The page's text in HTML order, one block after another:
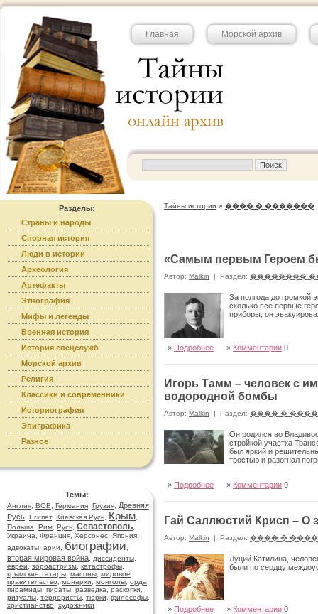
Главная Морской архив
Разделы:
Страны и народы
Спорная история
Люди в истории
Археология
Артефакты
Этнография
Мифы и легенды
Военная история
История спецслужб
Морской архив
Религия
Классики и современники
Историография
Эпиграфика
Разное
Темы:
Англия ВОВ Германия Грузия
Древняя
Русь Египет, Киевская Русь Крым
Польша
Рим Русь Севастополь
Украина
Франция Херсонес Япония
адвокаты арии биографии
вторая мировая война диссиденты
евреи
зороастризм катастрофы
крымские татары масоны мировое
правительство
монархи монголы орда
пирамиды пираты разведка раскопки
ритуалы террористы тюрки философы
христианство
художники
Тайны истории » ���� � �������
«Самым первым Героем
Автор: Malkin | Раздел: ��������
За полгода до громкой
сколько все первые
приборы, он
» Подробнее » Комментарии 0
Игорь Тамм – человек с
водородной бомбы
Автор: Malkin | Раздел: ���� �
Он родился во
стройкой участка
был яркий и
тростью и разогнал
» Подробнее » Комментарии 0
Гай Саллюстий Крисп – О
Автор: Malkin | Раздел: ���� �
Луций Катилина,
были по сердцу
» Подробнее » Комментарии 0